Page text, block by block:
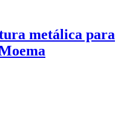
metálica para